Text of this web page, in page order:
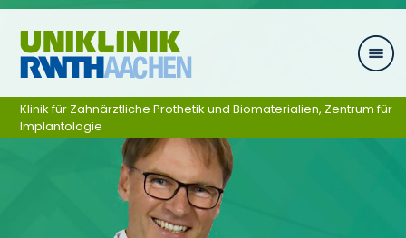
Ga naar navigatie
Klinik für Zahnärztliche Prothetik und Biomaterialien, Zentrum für
Implantologie